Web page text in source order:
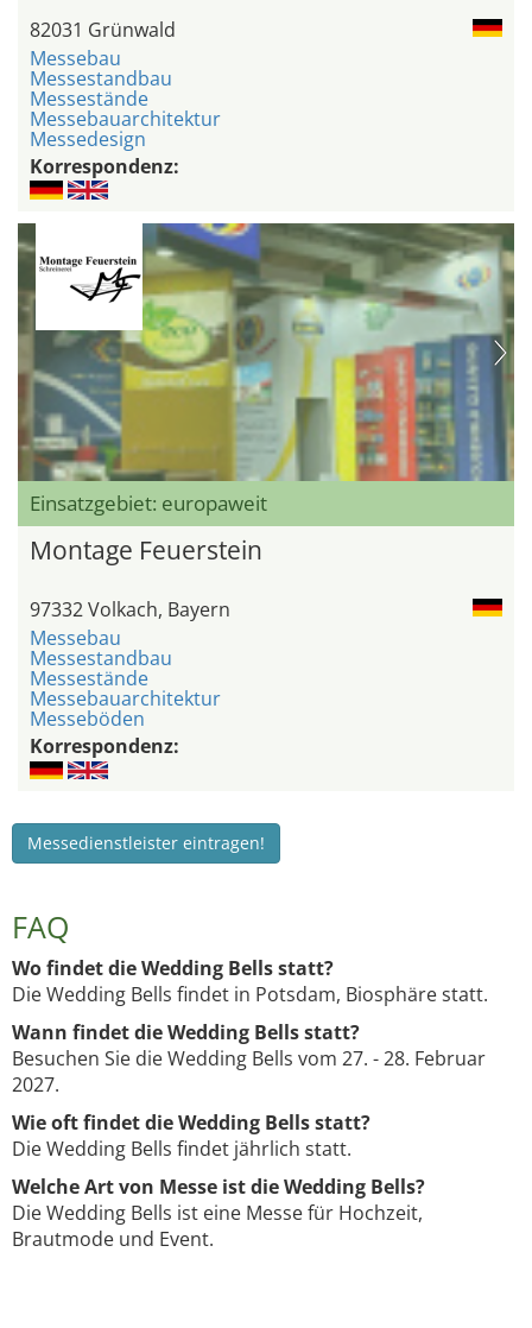
82031 Grünwald
Messebau
Messestandbau
Messestände
Messebauarchitektur
Messedesign
Korrespondenz:
Einsatzgebiet: europaweit
Montage Feuerstein
97332 Volkach, Bayern
Messebau
Messestandbau
Messestände
Messebauarchitektur
Messeböden
Korrespondenz:
Messedienstleister eintragen!
FAQ
Wo findet die Wedding Bells statt?
Die Wedding Bells findet in Potsdam, Biosphäre statt.
Wann findet die Wedding Bells statt?
Besuchen Sie die Wedding Bells vom 27. - 28. Februar
2027.
Wie oft findet die Wedding Bells statt?
Die Wedding Bells findet jährlich statt.
Welche Art von Messe ist die Wedding Bells?
Die Wedding Bells ist eine Messe für Hochzeit,
Brautmode und Event.